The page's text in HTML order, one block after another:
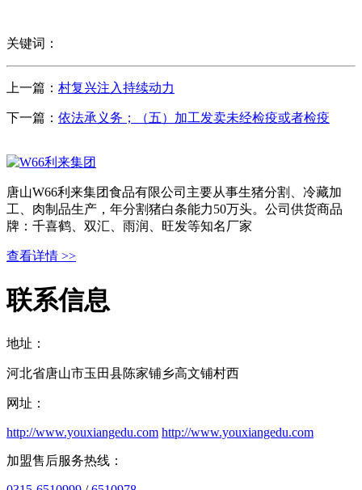
关键词：
上一篇： 村复兴注入持续动力
下一篇： 依法承义务；（五）加工发卖未经检疫或者检疫
唐山W66利来集团食品有限公司主要从事生猪分割、冷藏加
工、肉制品生产，年分割猪白条能力50万头。公司供货商品
牌：千喜鹤、双汇、雨润、旺发等知名厂家
查看详情 >>
联系信息
地址：
河北省唐山市玉田县陈家铺乡高文铺村西
网址：
http://www.youxiangedu.com http://www.youxiangedu.com
加盟售后服务热线：